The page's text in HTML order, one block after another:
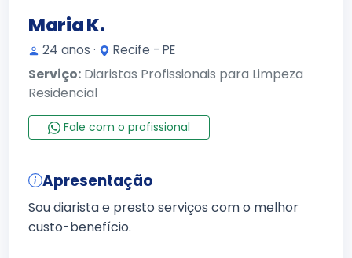
Maria K.
24 anos · Recife - PE
Serviço: Diaristas Profissionais para Limpeza
Residencial
Fale com o profissional
Apresentação
Sou diarista e presto serviços com o melhor
custo-benefício.